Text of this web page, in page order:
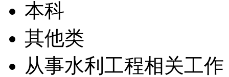
本科
其他类
从事水利工程相关工作